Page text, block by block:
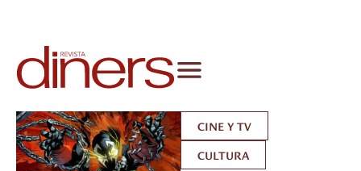
CINE Y TV
CULTURA